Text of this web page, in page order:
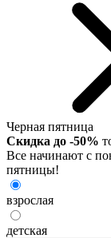
Черная пятница
Скидка до -50%
Все начинают с
пятницы!
взрослая
детская